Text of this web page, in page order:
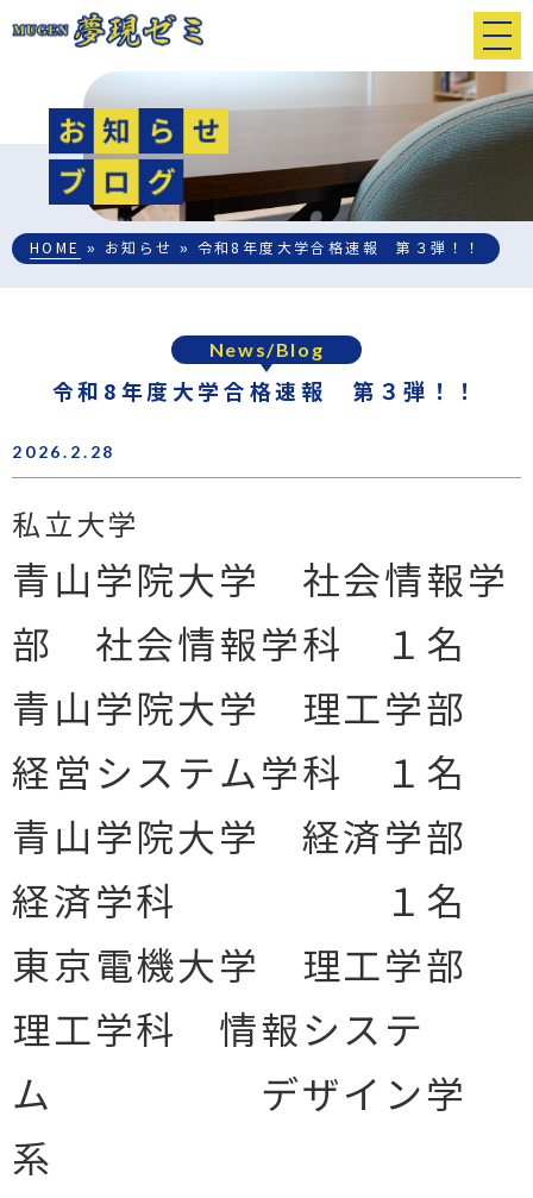
HOME » お知らせ » 令和8年度大学合格速報 第３弾！！
News/Blog
令和8年度大学合格速報 第３弾！！
2026.2.28
私立大学
青山学院大学 社会情報学
部 社会情報学科 １名
青山学院大学 理工学部
経営システム学科 １名
青山学院大学 経済学部
経済学科 １名
東京電機大学 理工学部
理工学科 情報システ
ム デザイン学